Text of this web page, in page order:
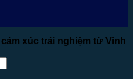
xúc trải nghiệm từ Vinh